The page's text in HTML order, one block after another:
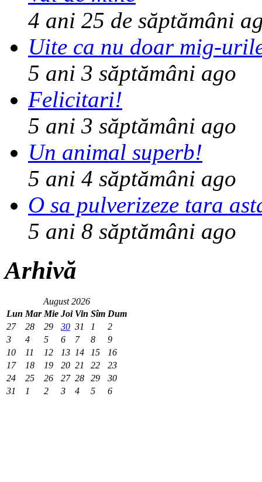
4 ani 25 de săptămâni
Uite ca nu doar mig-
5 ani 3 săptămâni ago
Felicitari!
5 ani 3 săptămâni ago
Un animal superb!
5 ani 4 săptămâni ago
O sa pulverizeze tara
5 ani 8 săptămâni ago
Arhivă
August 2026
Lun Mar Mie Joi Vin Sîm Dum
27
28 29 30 31 1
2
3
4 5 6 7 8
9
10
11 12 13 14 15
16
17
18 19 20 21 22
23
24
25 26 27 28 29
30
31
1 2 3 4 5 6